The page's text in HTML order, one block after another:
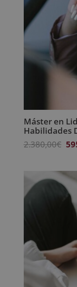
Máster en
Habilidades
2.380,00€ El
era: